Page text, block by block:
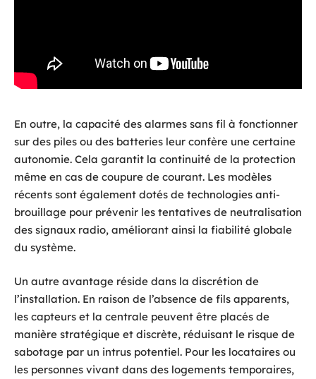
En outre, la capacité des alarmes sans fil à fonctionner
sur des piles ou des batteries leur confère une certaine
autonomie. Cela garantit la continuité de la protection
même en cas de coupure de courant. Les modèles
récents sont également dotés de technologies anti-
brouillage pour prévenir les tentatives de neutralisation
des signaux radio, améliorant ainsi la fiabilité globale
du système.
Un autre avantage réside dans la discrétion de
l’installation. En raison de l’absence de fils apparents,
les capteurs et la centrale peuvent être placés de
manière stratégique et discrète, réduisant le risque de
sabotage par un intrus potentiel. Pour les locataires ou
les personnes vivant dans des logements temporaires,